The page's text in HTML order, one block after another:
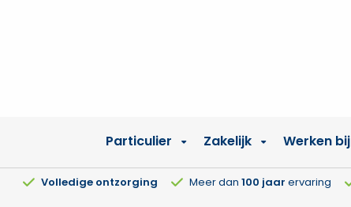
doorlooptijden en lagere kosten. Bij
Wat dat inhoudt? “Dat je prefab